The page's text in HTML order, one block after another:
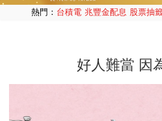
熱門： 台積電 兆豐金配息 股票抽
好人難當 因